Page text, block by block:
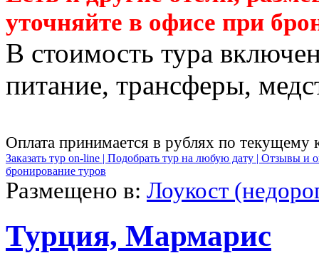
уточняйте в офисе при
В стоимость тура
питание, трансферы,
Оплата принимается в рублях по текущему
Заказать тур on-line | Подобрать тур на любую дату | Отзывы и
бронирование туров
Размещено в: Лоукост
Турция, Мармарис